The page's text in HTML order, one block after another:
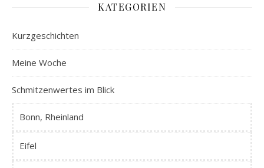
KATEGORIEN
Kurzgeschichten
Meine Woche
Schmitzenwertes im Blick
Bonn, Rheinland
Eifel